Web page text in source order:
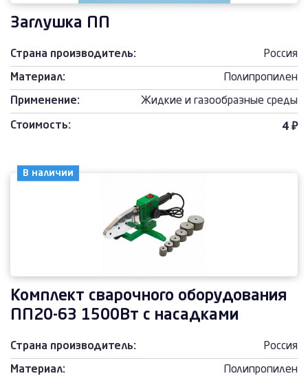
Заглушка ПП
Страна производитель: Россия
Материал: Полипропилен
Применение: Жидкие и газообразные среды
Стоимость: 4 ₽
В наличии
Комплект сварочного оборудования
ПП20-63 1500Вт с насадками
Страна производитель: Россия
Материал: Полипропилен